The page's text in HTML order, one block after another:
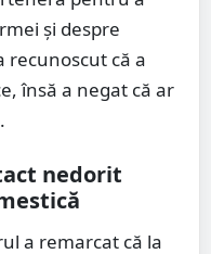
și despre
recunoscut că a
însă a negat că ar
nedorit
a remarcat că la